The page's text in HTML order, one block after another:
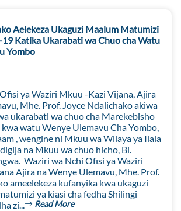
Aelekeza Ukaguzi Maalum Matumizi
19 Katika Ukarabati wa Chuo cha Watu
Yombo
ya Waziri Mkuu -Kazi Vijana, Ajira
Mhe. Prof. Joyce Ndalichako akiwa
ukarabati wa chuo cha Marekebisho
watu Wenye Ulemavu Cha Yombo,
, wengine ni Mkuu wa Wilaya ya Ilala
na Mkuu wa chuo hicho, Bi.
Waziri wa Nchi Ofisi ya Waziri
Ajira na Wenye Ulemavu, Mhe. Prof.
ameelekeza kufanyika kwa ukaguzi
ya kiasi cha fedha Shilingi
zi...
Read More